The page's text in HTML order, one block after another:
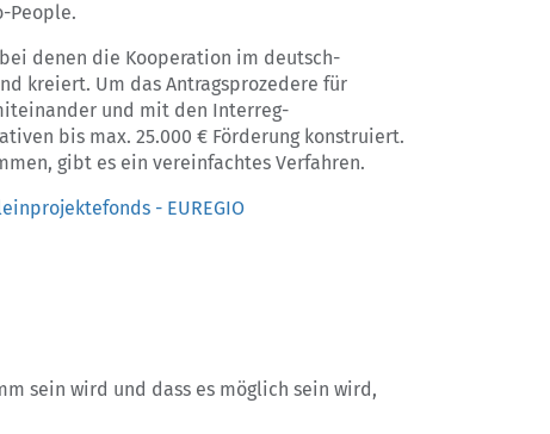
People.
denen die Kooperation im deutsch-
kreiert. Um das Antragsprozedere für
und mit den Interreg-
bis max. 25.000 € Förderung konstruiert.
gibt es ein vereinfachtes Verfahren.
- EUREGIO
sein wird und dass es möglich sein wird,